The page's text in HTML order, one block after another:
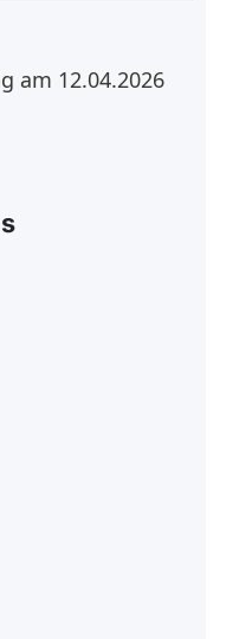
am 12.04.2026